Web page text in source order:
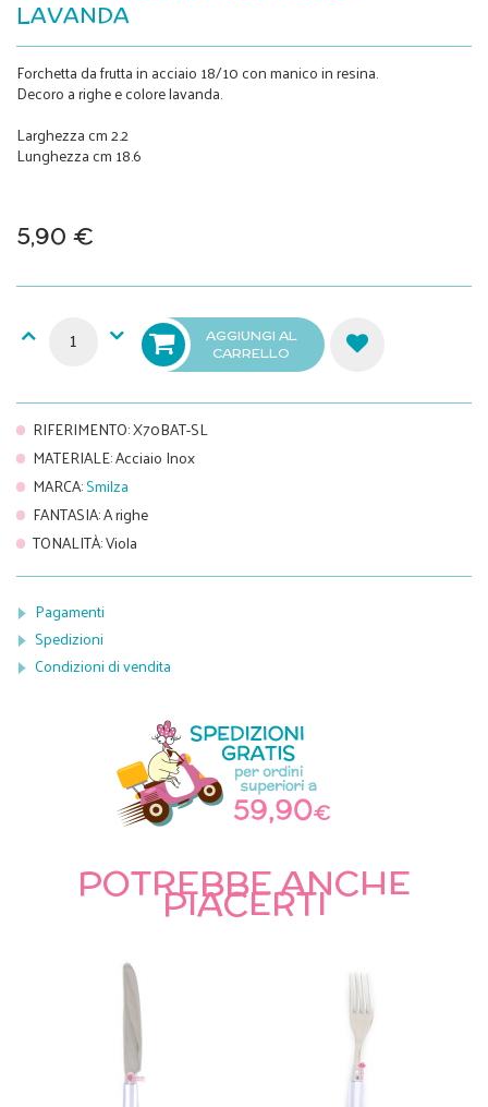
LAVANDA
Forchetta da frutta in acciaio 18/10 con manico in resina.
Decoro a righe e colore lavanda.
Larghezza cm 2.2
Lunghezza cm 18.6
5,90 €
AGGIUNGI AL
CARRELLO
RIFERIMENTO:X70BAT-SL
MATERIALE:Acciaio Inox
MARCA:Smilza
FANTASIA:A righe
TONALITÀ:Viola
Pagamenti
Spedizioni
Condizioni di vendita
POTREBBE ANCHE
PIACERTI